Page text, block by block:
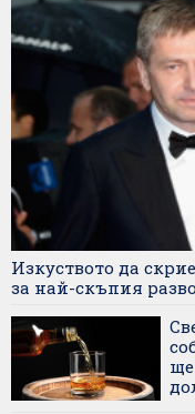
Изкуството да
за най-скъпия